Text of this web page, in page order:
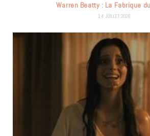
Warren Beatty : La Fabrique
14 JUILLET 2026